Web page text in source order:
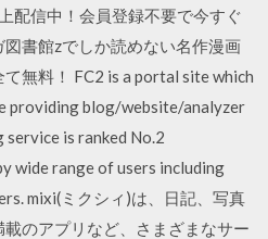
配信中！会員登録不要で今すぐ
書館zでしか読めない名作漫画
無料！ FC2 is a portal site which
providing blog/website/analyzer
is ranked No.2
wide range of users including
mixi(ミクシィ)は、日記、写真
のアプリなど、さまざまなサー